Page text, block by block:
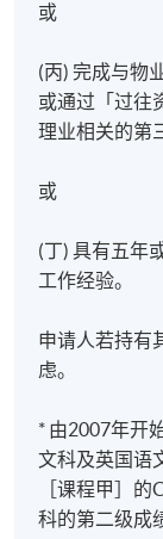
或
(丙) 完成与物
或通过「过往
理业相关的第
或
(丁) 具有五年
工作经验。
申请人若持有
虑。
* 由2007年开
文科及英国语
［课程甲］
科的第二级成